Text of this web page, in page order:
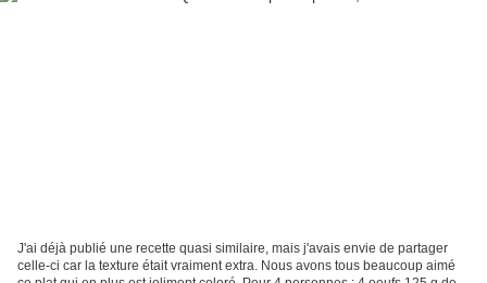
J'ai déjà publié une recette quasi similaire, mais j'avais envie de partager
celle-ci car la texture était vraiment extra. Nous avons tous beaucoup aimé